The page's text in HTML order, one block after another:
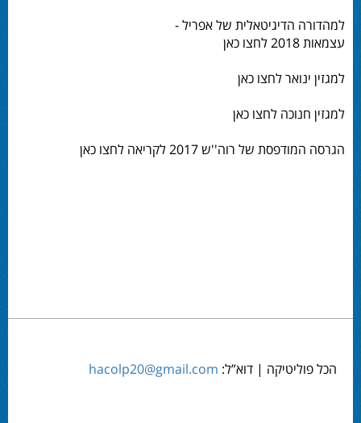
למהדורה הדיגיטאלית של אפריל -
עצמאות 2018 לחצו כאן
למגזין ינואר לחצו כאן
למגזין חנוכה לחצו כאן
הגרסה המודפסת של רוה''ש 2017 לקריאה לחצו כאן
הכל פוליטיקה | דוא”ל: hacolp20@gmail.com